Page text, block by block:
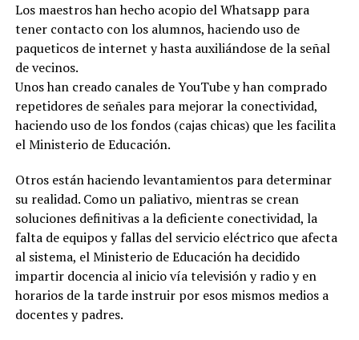
Los maestros han hecho acopio del Whatsapp para
tener contacto con los alumnos, haciendo uso de
paqueticos de internet y hasta auxiliándose de la señal
de vecinos.
Unos han creado canales de YouTube y han comprado
repetidores de señales para mejorar la conectividad,
haciendo uso de los fondos (cajas chicas) que les facilita
el Ministerio de Educación.
Otros están haciendo levantamientos para determinar
su realidad. Como un paliativo, mientras se crean
soluciones definitivas a la deficiente conectividad, la
falta de equipos y fallas del servicio eléctrico que afecta
al sistema, el Ministerio de Educación ha decidido
impartir docencia al inicio vía televisión y radio y en
horarios de la tarde instruir por esos mismos medios a
docentes y padres.